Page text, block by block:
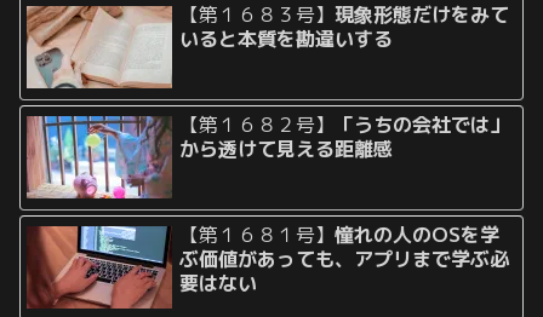
【第１６８３号】現象形態だけをみて
いると本質を勘違いする
【第１６８２号】
「うちの会社では」
から透けて見える距離感
【第１６８１号】憧れの人のOSを学
ぶ価値があっても、アプリまで学ぶ必
要はない